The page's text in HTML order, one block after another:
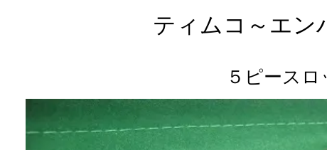
ティムコ～エン
５ピースロ